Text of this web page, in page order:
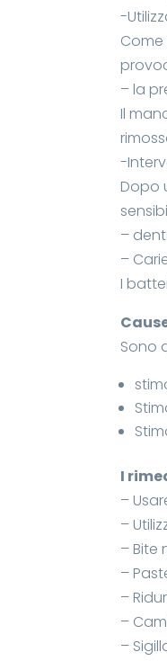
-
– la
Il
-
Dopo
–
–
I
Sono
I
–
–
– Bite
–
–
–
–